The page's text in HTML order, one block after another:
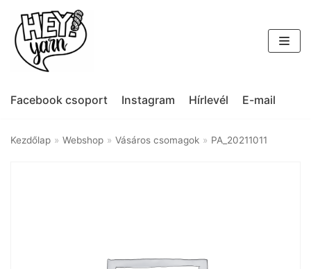
Skip
to
content
Facebook csoport Instagram Hírlevél E-mail
Kezdőlap » Webshop » Vásáros csomagok » PA_20211011